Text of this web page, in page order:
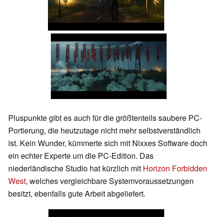
Pluspunkte gibt es auch für die größtenteils saubere PC-
Portierung, die heutzutage nicht mehr selbstverständlich
ist. Kein Wunder, kümmerte sich mit Nixxes Software doch
ein echter Experte um die PC-Edition. Das
niederländische Studio hat kürzlich mit Horizon Forbidden
West, welches vergleichbare Systemvoraussetzungen
besitzt, ebenfalls gute Arbeit abgeliefert.